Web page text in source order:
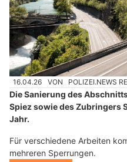
16.04.26 VON POLIZEI.NEWS
Die Sanierung des
Spiez sowie des Zubringers
Jahr.
Für verschiedene Arbeiten
mehreren Sperrungen.